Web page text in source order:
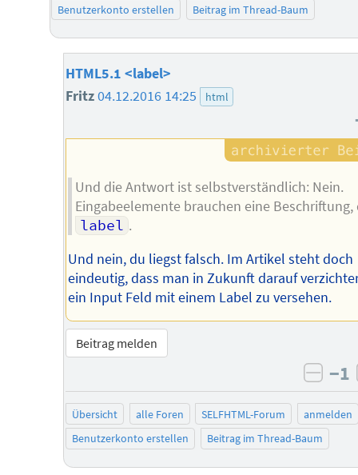
Benutzerkonto erstellen
Beitrag im Thread-Baum
HTML5.1 <label>
Fritz04.12.2016 14:25 html
Und die Antwort ist selbstverständlich: Nein.
Eingabeelemente brauchen eine Beschriftung,
label .
Und nein, du liegst falsch. Im Artikel steht doch
eindeutig, dass man in Zukunft darauf
ein Input Feld mit einem Label zu versehen.
Beitrag melden
−1
Übersicht alle Foren SELFHTML-Forum
anmelden
Benutzerkonto erstellen
Beitrag im Thread-Baum